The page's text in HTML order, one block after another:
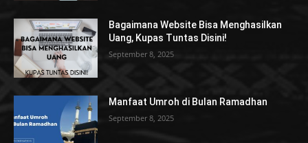
Bagaimana Website Bisa Menghasilkan
Uang, Kupas Tuntas Disini!
September 8, 2025
Manfaat Umroh di Bulan Ramadhan
September 8, 2025